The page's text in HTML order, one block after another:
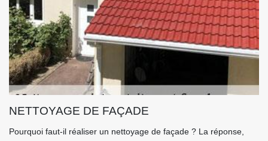
NETTOYAGE DE FAÇADE
Pourquoi faut-il réaliser un nettoyage de façade ? La réponse,